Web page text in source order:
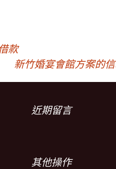
款
新竹婚宴會館方案的
近期留言
其他操作